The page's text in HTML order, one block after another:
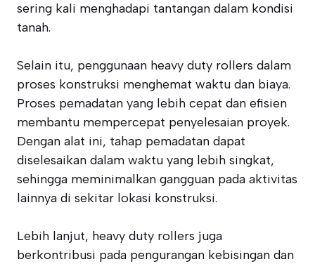
sering kali menghadapi tantangan dalam kondisi
tanah.
Selain itu, penggunaan heavy duty rollers dalam
proses konstruksi menghemat waktu dan biaya.
Proses pemadatan yang lebih cepat dan efisien
membantu mempercepat penyelesaian proyek.
Dengan alat ini, tahap pemadatan dapat
diselesaikan dalam waktu yang lebih singkat,
sehingga meminimalkan gangguan pada aktivitas
lainnya di sekitar lokasi konstruksi.
Lebih lanjut, heavy duty rollers juga
berkontribusi pada pengurangan kebisingan dan